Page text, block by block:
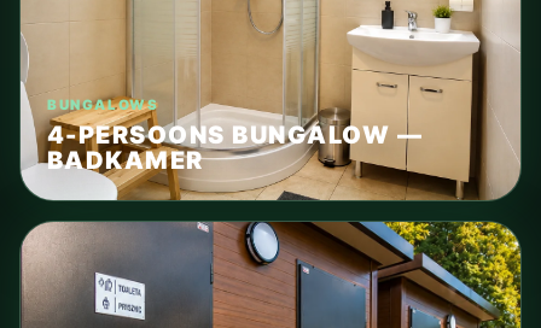
BUNGALOWS
4-PERSOONS BUNGALOW —
BADKAMER